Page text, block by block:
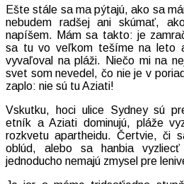
Ešte stále sa ma pýtajú, ako sa
nebudem radšej ani skúmať,
napíšem. Mám sa takto: je
sa tu vo veľkom tešíme na leto
vyvaľoval na pláži. Niečo mi na
svet som nevedel, čo nie je v
zaplo: nie sú tu Aziati!
Vskutku, hoci ulice Sydney sú
etník a Aziati dominujú, pláže
rozkvetu apartheidu. Čertvie, či
oblúd, alebo sa hanbia
jednoducho nemajú zmysel pre